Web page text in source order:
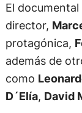
El
director,
protagónica,
además de
como
D´Elía, David